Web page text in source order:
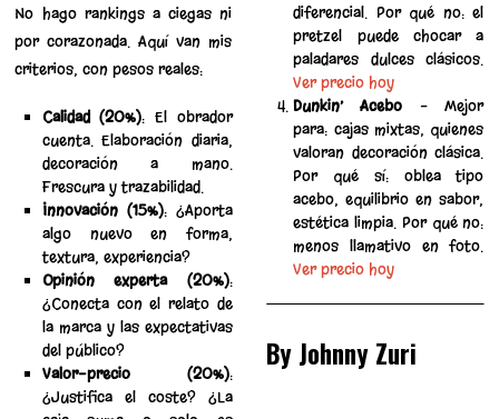
No hago rankings a ciegas ni
por corazonada. Aquí van mis
criterios, con pesos reales:
Calidad (20%): El obrador
cuenta. Elaboración diaria,
decoración a mano.
Frescura y trazabilidad.
Innovación (15%): ¿Aporta
algo nuevo en forma,
textura, experiencia?
Opinión experta (20%):
¿Conecta con el relato de
la marca y las expectativas
del público?
Valor-precio (20%):
¿Justifica el coste? ¿La
diferencial. Por qué no: el
pretzel puede chocar a
paladares dulces clásicos.
Ver precio hoy
Dunkin’ Acebo – Mejor
para: cajas mixtas, quienes
valoran decoración clásica.
Por qué sí: oblea tipo
acebo, equilibrio en sabor,
estética limpia. Por qué no:
menos llamativo en foto.
Ver precio hoy
By Johnny Zuri